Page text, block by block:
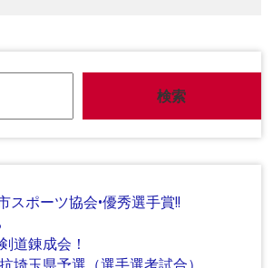
検索
スポーツ協会•優秀選手賞!!
道錬成会！
埼玉県予選（選手選考試合）